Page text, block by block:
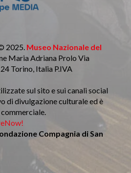
2025. Museo Nazionale del
Maria Adriana Prolo Via
Torino, Italia P.IVA
sul sito e sui canali social
di divulgazione culturale ed è
Compagnia di San